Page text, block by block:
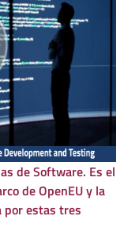
de Software. Es el
de OpenEU y la
estas tres